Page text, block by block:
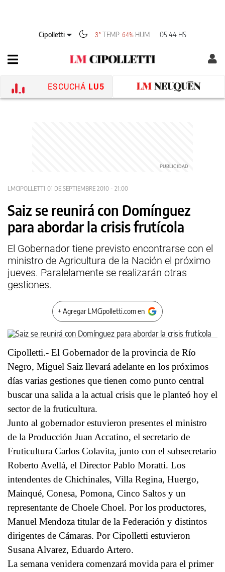
Cipolletti 3° TEMP 64% HUM 05:44 HS
ESCUCHÁ LU5
LMCIPOLLETTI 01 DE SEPTIEMBRE 2010 - 21:00
Saiz se reunirá con Domínguez
para abordar la crisis frutícola
El Gobernador tiene previsto encontrarse con el
ministro de Agricultura de la Nación el próximo
jueves. Paralelamente se realizarán otras
gestiones.
+ Agregar LMCipolletti.com en
Cipolletti.- El Gobernador de la provincia de Río
Negro, Miguel Saiz llevará adelante en los próximos
días varias gestiones que tienen como punto central
buscar una salida a la actual crisis que le planteó hoy el
sector de la fruticultura.
Junto al gobernador estuvieron presentes el ministro
de la Producción Juan Accatino, el secretario de
Fruticultura Carlos Colavita, junto con el subsecretario
Roberto Avellá, el Director Pablo Moratti. Los
intendentes de Chichinales, Villa Regina, Huergo,
Mainqué, Conesa, Pomona, Cinco Saltos y un
representante de Choele Choel. Por los productores,
Manuel Mendoza titular de la Federación y distintos
dirigentes de Cámaras. Por Cipolletti estuvieron
Susana Alvarez, Eduardo Artero.
La semana venidera comenzará movida para el primer